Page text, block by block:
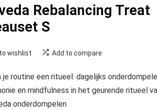
Rebalancing Treat
S
wishlist Add to compare
je routine een ritueel: dagelijks
en mindfulness in het geurende ritueel
onderdompelen